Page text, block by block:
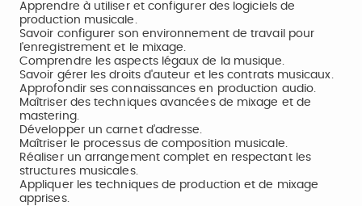
Apprendre à utiliser et configurer des logiciels de
production musicale.
Savoir configurer son environnement de travail pour
l'enregistrement et le mixage.
Comprendre les aspects légaux de la musique.
Savoir gérer les droits d'auteur et les contrats musicaux.
Approfondir ses connaissances en production audio.
Maîtriser des techniques avancées de mixage et de
mastering.
Développer un carnet d’adresse.
Maîtriser le processus de composition musicale.
Réaliser un arrangement complet en respectant les
structures musicales.
Appliquer les techniques de production et de mixage
apprises.